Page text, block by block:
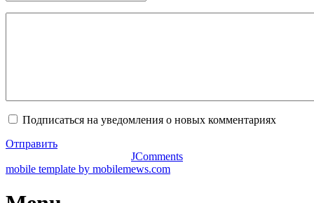
Подписаться на уведомления о новых комментариях
Отправить
JComments
mobile template by mobilemews.com